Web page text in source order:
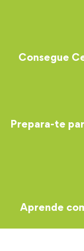
Consegue
Prepara-te
Aprende